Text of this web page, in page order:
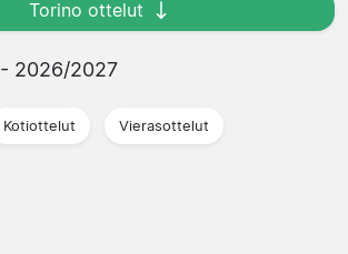
Torino ottelut
- 2026/2027
Kotiottelut Vierasottelut